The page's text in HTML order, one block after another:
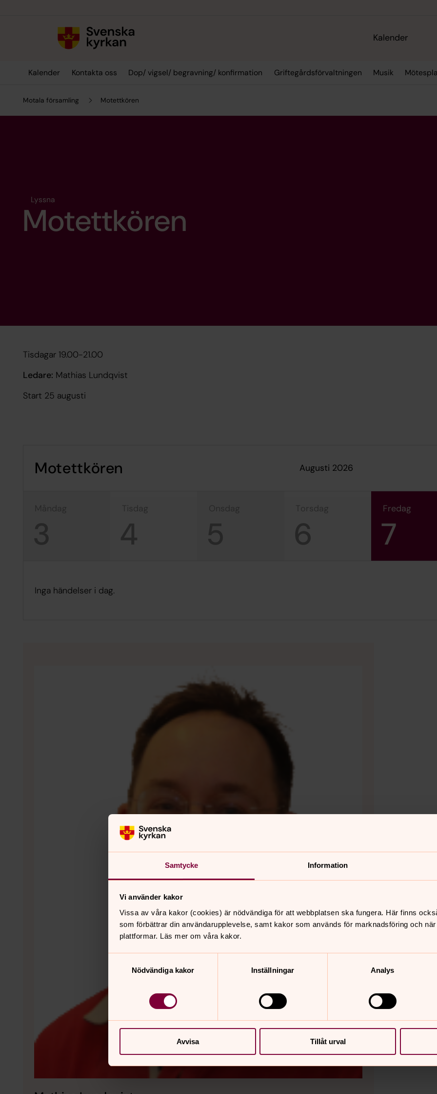
Samtycke Information
Vi använder kakor
Vissa av våra kakor (cookies) är nödvändiga för att webbplatsen ska fungera. Här finns
som förbättrar din användarupplevelse, samt kakor som används för marknadsföring och
plattformar. Läs mer om våra kakor.
Nödvändiga kakor
Inställningar Analys
Avvisa Tillåt urval
Kalender
Kalender Kontakta oss Dop/ vigsel/ begravning/ konfirmation Griftegårdsförvaltningen Musik
Motala församling Motettkören
Lyssna
Motettkören
Tisdagar 19.00-21.00
Ledare: Mathias Lundqvist
Start 25 augusti
Motettkören augusti 2026
tisdag
4
torsdag
6
fredag
7
Inga händelser i dag.